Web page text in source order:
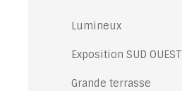
Lumineux
Exposition SUD OUEST
Grande terrasse